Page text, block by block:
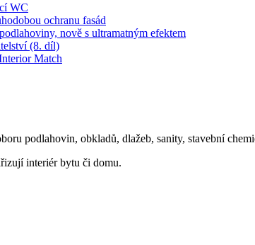
WC
ochranu fasád
nově s ultramatným efektem
(8. díl)
Match
podlahovin, obkladů, dlažeb, sanity, stavební
interiér bytu či domu.